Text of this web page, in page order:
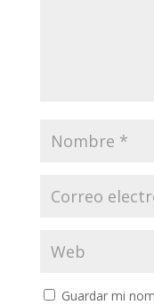
Guardar mi